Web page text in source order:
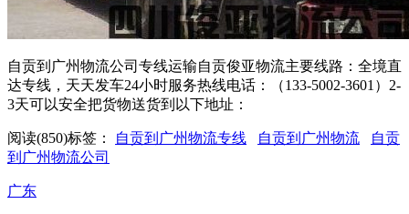
自贡到广州物流公司专线运输自贡俊亚物流主要线路：全境直
达专线，天天发车24小时服务热线电话：（133-5002-3601）2-
3天可以安全把货物送货到以下地址：
阅读(850)标签： 自贡到广州物流专线 自贡到广州物流
自贡
到广州物流公司
广东